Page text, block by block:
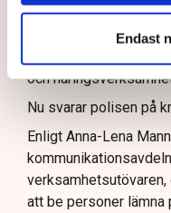
Endast
bör ge utrymme för
tillståndsgiven
och
Nu svarar polisen på
Enligt Anna-Lena
att be personer